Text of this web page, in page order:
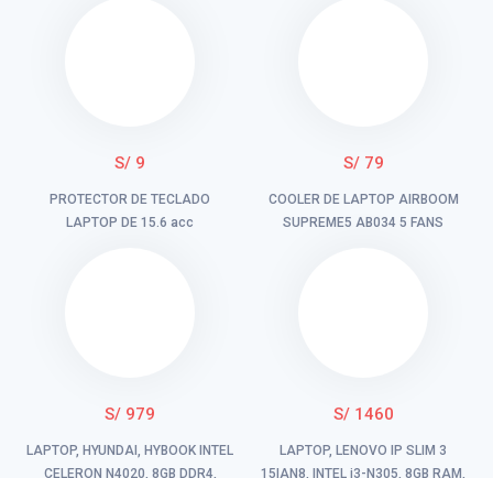
S/ 9
PROTECTOR DE TECLADO
LAPTOP DE 15.6 acc
S/ 79
COOLER DE LAPTOP AIRBOOM
SUPREME5 AB034 5 FANS
S/ 979
LAPTOP, HYUNDAI, HYBOOK INTEL
CELERON N4020, 8GB DDR4,
S/ 1460
LAPTOP, LENOVO IP SLIM 3
15IAN8, INTEL i3-N305, 8GB RAM,